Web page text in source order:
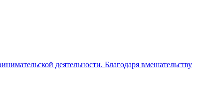
деятельности. Благодаря вмешательству